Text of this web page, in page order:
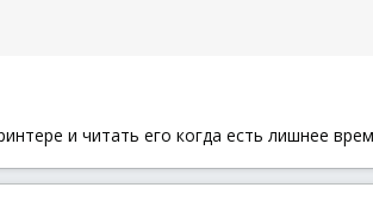
и читать его когда есть лишнее